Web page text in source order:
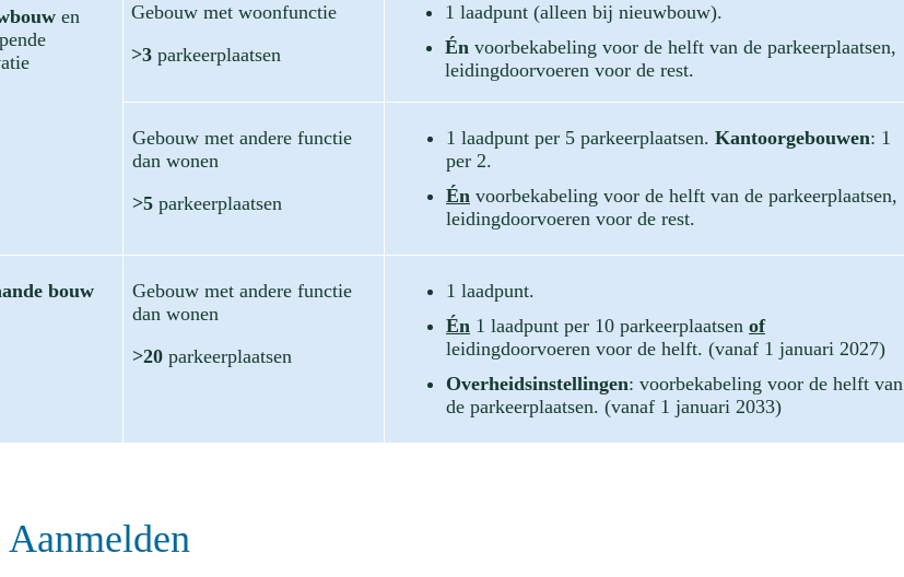
en
Gebouw met woonfunctie
>3 parkeerplaatsen
1 laadpunt (alleen bij nieuwbouw).
Én voorbekabeling voor de helft van de parkeerplaatsen,
leidingdoorvoeren voor de rest.
Gebouw met andere functie
dan wonen
>5 parkeerplaatsen
1 laadpunt per 5 parkeerplaatsen. Kantoorgebouwen: 1
per 2.
Én voorbekabeling voor de helft van de parkeerplaatsen,
leidingdoorvoeren voor de rest.
bouw
Gebouw met andere functie
dan wonen
>20 parkeerplaatsen
1 laadpunt.
Én 1 laadpunt per 10 parkeerplaatsen of
leidingdoorvoeren voor de helft. (vanaf 1 januari 2027)
Overheidsinstellingen: voorbekabeling voor de helft van
de parkeerplaatsen. (vanaf 1 januari 2033)
Aanmelden